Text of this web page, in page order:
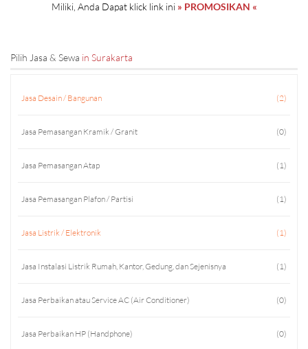
Miliki, Anda Dapat klick link ini » PROMOSIKAN «
Pilih Jasa & Sewa in Surakarta
Jasa Desain / Bangunan (2)
Jasa Pemasangan Kramik / Granit (0)
Jasa Pemasangan Atap (1)
Jasa Pemasangan Plafon / Partisi (1)
Jasa Listrik / Elektronik (1)
Jasa Instalasi Listrik Rumah, Kantor, Gedung, dan Sejenisnya (1)
Jasa Perbaikan atau Service AC (Air Conditioner) (0)
Jasa Perbaikan HP (Handphone) (0)